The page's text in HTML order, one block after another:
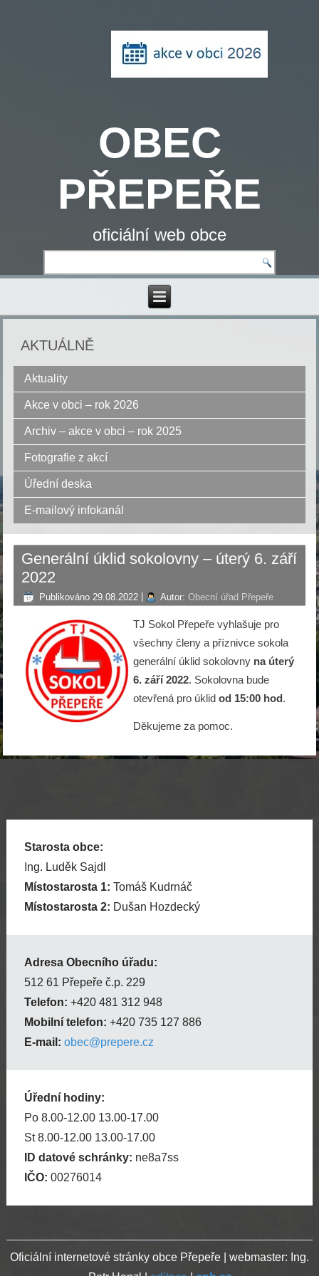
OBEC
PŘEPEŘE
oficiální web obce
AKTUÁLNĚ
Aktuality
Akce v obci – rok 2026
Archiv – akce v obci – rok 2025
Fotografie z akcí
Úřední deska
E-mailový infokanál
Generální úklid sokolovny – úterý 6. září
2022
Publikováno 29.08.2022 Autor: Obecní úřad Přepeře
TJ Sokol Přepeře vyhlašuje pro
všechny členy a příznivce sokola
generální úklid sokolovny na úterý
6. září 2022. Sokolovna bude
otevřená pro úklidod 15:00 hod.
Děkujeme za pomoc.
Starosta obce:
Ing. Luděk Sajdl
Místostarosta 1: Tomáš Kudrnáč
Místostarosta 2: Dušan Hozdecký
Adresa Obecního úřadu:
512 61 Přepeře č.p. 229
Telefon: +420 481 312 948
Mobilní telefon: +420 735 127 886
E-mail: obec@prepere.cz
Úřední hodiny:
Po 8.00-12.00 13.00-17.00
St 8.00-12.00 13.00-17.00
ID datové schránky: ne8a7ss
IČO: 00276014
Oficiální internetové stránky obce Přepeře | webmaster: Ing.